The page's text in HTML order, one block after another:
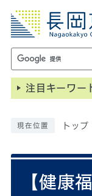
注目キーワー
現在位置 トップ
【健康